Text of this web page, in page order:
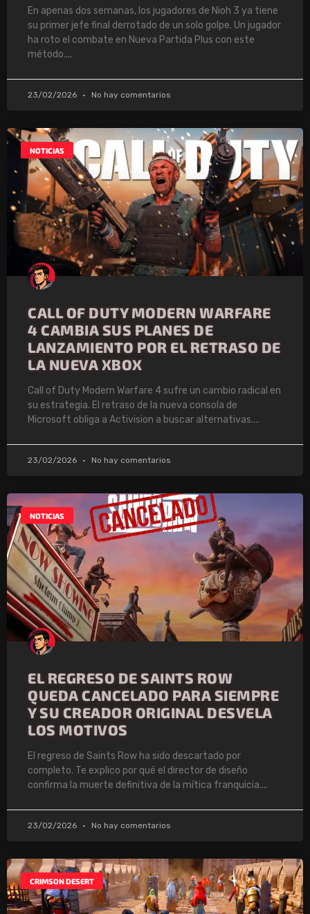
En apenas dos semanas, los jugadores de Nioh 3 ya tiene
su primer jefe final derrotado de un solo golpe. Un jugador
ha roto el combate en Nueva Partida Plus con este
método.
23/02/2026 No hay comentarios
NOTICIAS
CALL OF DUTY MODERN WARFARE
4 CAMBIA SUS PLANES DE
LANZAMIENTO POR EL RETRASO DE
LA NUEVA XBOX
Call of Duty Modern Warfare 4 sufre un cambio radical en
su estrategia. El retraso de la nueva consola de
Microsoft obliga a Activision a buscar alternativas.
23/02/2026 No hay comentarios
NOTICIAS
EL REGRESO DE SAINTS ROW
QUEDA CANCELADO PARA SIEMPRE
Y SU CREADOR ORIGINAL DESVELA
LOS MOTIVOS
El regreso de Saints Row ha sido descartado por
completo. Te explico por qué el director de diseño
confirma la muerte definitiva de la mítica franquicia.
23/02/2026 No hay comentarios
CRIMSON DESERT